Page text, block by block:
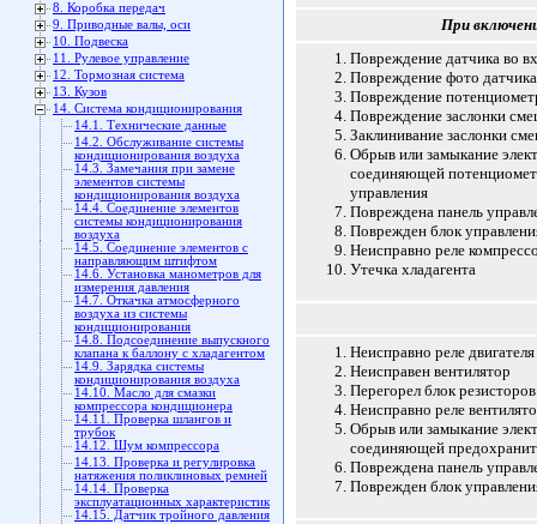
8. Коробка передач
9. Приводные валы, оси
10. Подвеска
11. Рулевое управление
12. Тормозная система
13. Кузов
14. Система кондиционирования
14.1. Технические данные
14.2. Обслуживание системы
кондиционирования воздуха
14.3. Замечания при замене
элементов системы
кондиционирования воздуха
14.4. Соединение элементов
системы кондиционирования
воздуха
14.5. Соединение элементов с
направляющим штифтом
14.6. Установка манометров для
измерения давления
14.7. Откачка атмосферного
воздуха из системы
кондиционирования
14.8. Подсоединение выпускного
клапана к баллону с хладагентом
14.9. Зарядка системы
кондиционирования воздуха
14.10. Масло для смазки
компрессора кондиционера
14.11. Проверка шлангов и
трубок
14.12. Шум компрессора
14.13. Проверка и регулировка
натяжения поликлиновых ремней
14.14. Проверка
эксплуатационных характеристик
14.15. Датчик тройного давления
При
Повреждение датчика во
Повреждение фото датчика
Повреждение
Повреждение заслонки
Заклинивание заслонки
Обрыв или замыкание
соединяющей
управления
Повреждена панель
Поврежден блок
Неисправно реле
Утечка хладагента
Неисправно реле
Неисправен вентилятор
Перегорел блок
Неисправно реле
Обрыв или замыкание
соединяющей
Повреждена панель
Поврежден блок